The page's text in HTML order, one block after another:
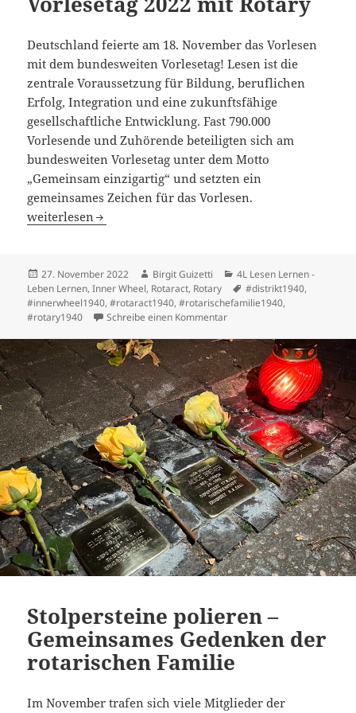
Deutschland feierte am 18. November das Vorlesen
mit dem bundesweiten Vorlesetag! Lesen ist die
zentrale Voraussetzung für Bildung, beruflichen
Erfolg, Integration und eine zukunftsfähige
gesellschaftliche Entwicklung. Fast 790.000
Vorlesende und Zuhörende beteiligten sich am
bundesweiten Vorlesetag unter dem Motto
„Gemeinsam einzigartig“ und setzten ein
gemeinsames Zeichen für das Vorlesen.
„Gemeinsam einzigartig“ – Vorlesetag 2022 mit Rotary
weiterlesen
Veröffentlicht
am
27. November 2022 Autor
Birgit Guizetti Kategorien
4L Lesen Lernen -
Leben Lernen,Inner Wheel, Rotaract, Rotary Schlagwörter
#distrikt1940,
#innerwheel1940,#rotaract1940,#rotarischefamilie1940,
#rotary1940
Schreibe einen Kommentarzu „Gemeinsam einzigartig“
Stolpersteine polieren –
Gemeinsames Gedenken der
rotarischen Familie
Im November trafen sich viele Mitglieder der